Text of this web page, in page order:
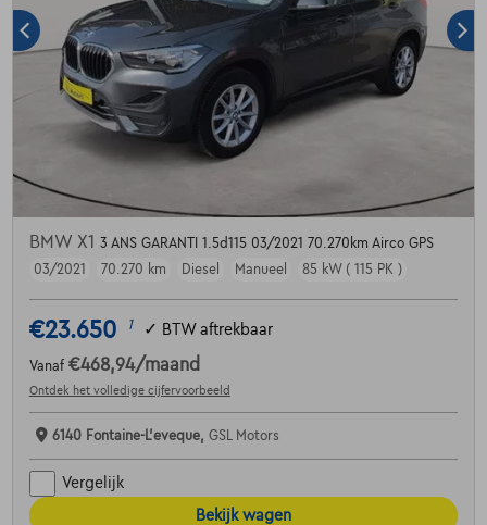
BMW X1 3 ANS GARANTI 1.5d115 03/2021 70.270km Airco GPS
03/2021
70.270 km Diesel Manueel 85 kW ( 115 PK )
€23.650 1 ✓ BTW aftrekbaar
Vanaf €468,94/maand
Ontdek het volledige cijfervoorbeeld
6140 Fontaine-L'eveque, GSL Motors
Vergelijk
Bekijk wagen